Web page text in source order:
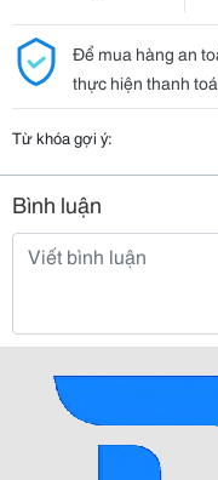
Để mua hàng an
thực hiện thanh
Từ khóa gợi ý:
Bình luận